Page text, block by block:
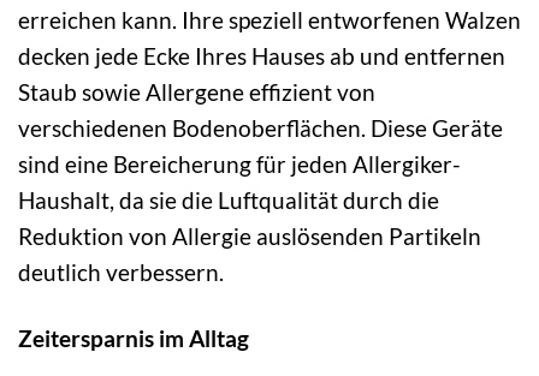
erreichen kann. Ihre speziell entworfenen Walzen
decken jede Ecke Ihres Hauses ab und entfernen
Staub sowie Allergene effizient von
verschiedenen Bodenoberflächen. Diese Geräte
sind eine Bereicherung für jeden Allergiker-
Haushalt, da sie die Luftqualität durch die
Reduktion von Allergie auslösenden Partikeln
deutlich verbessern.
Zeitersparnis im Alltag